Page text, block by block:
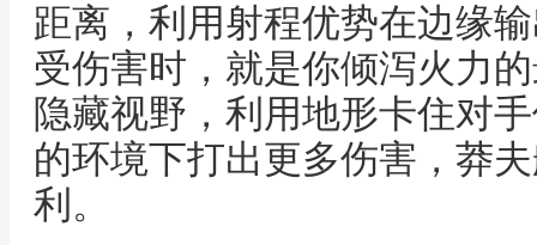
距离，利用射程优势在边缘
受伤害时，就是你倾泻火力
隐藏视野，利用地形卡住对
的环境下打出更多伤害，莽
利。